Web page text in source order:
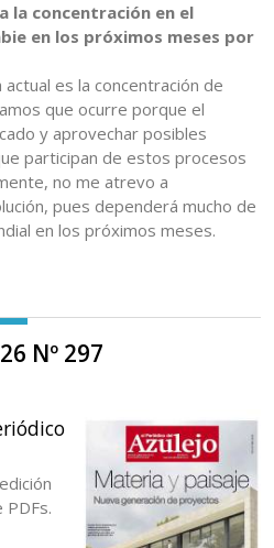
la concentración en el
en los próximos meses por
es la concentración de
que ocurre porque el
y aprovechar posibles
participan de estos procesos
no me atrevo a
pues dependerá mucho de
en los próximos meses.
Nº 297